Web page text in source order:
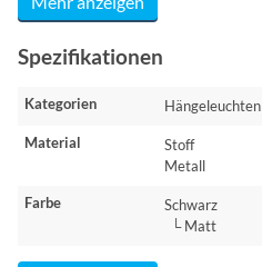
Spezifikationen
Kategorien Hängeleuchten
Material
Stoff
Metall
Farbe
Schwarz
└ Matt